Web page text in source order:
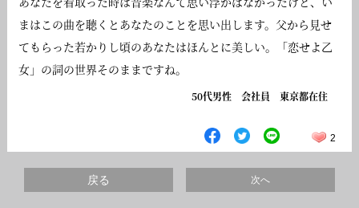
まはこの曲を聴くとあなたのことを思い出します。父から見せ
てもらった若かりし頃のあなたはほんとに美しい。「恋せよ乙
女」の詞の世界そのままですね。
50代男性 会社員 東京都在住
2
戻る 次へ